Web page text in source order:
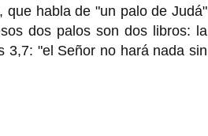
que habla de "un palo de Judá"
dos palos son dos libros: la
3,7: "el Señor no hará nada sin